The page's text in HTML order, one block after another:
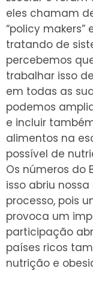
eles chamam
“policy makers”
tratando de
percebemos
trabalhar isso
em todas as
podemos
e incluir
alimentos na
possível de
Os números do
isso abriu
processo, pois
provoca um
participação
países ricos
nutrição e